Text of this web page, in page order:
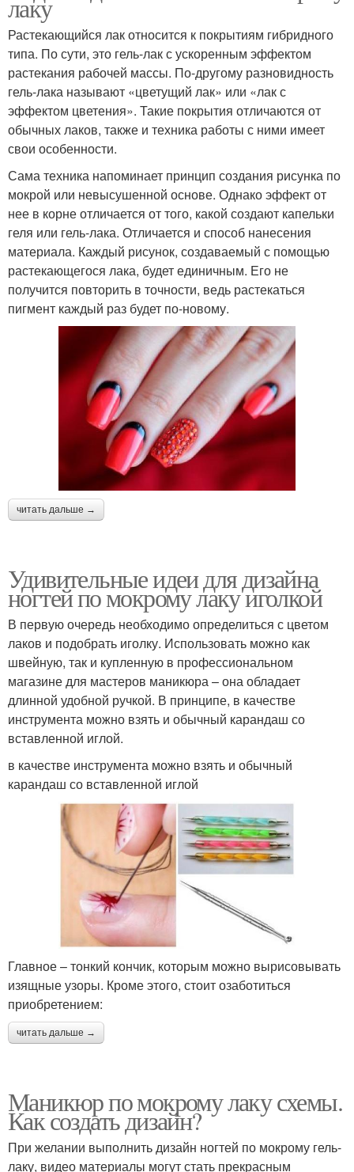
лаку
Растекающийся лак относится к покрытиям гибридного
типа. По сути, это гель-лак с ускоренным эффектом
растекания рабочей массы. По-другому разновидность
гель-лака называют «цветущий лак» или «лак с
эффектом цветения». Такие покрытия отличаются от
обычных лаков, также и техника работы с ними имеет
свои особенности.
Сама техника напоминает принцип создания рисунка по
мокрой или невысушенной основе. Однако эффект от
нее в корне отличается от того, какой создают капельки
геля или гель-лака. Отличается и способ нанесения
материала. Каждый рисунок, создаваемый с помощью
растекающегося лака, будет единичным. Его не
получится повторить в точности, ведь растекаться
пигмент каждый раз будет по-новому.
читать дальше →
Удивительные идеи для дизайна
ногтей по мокрому лаку иголкой
В первую очередь необходимо определиться с цветом
лаков и подобрать иголку. Использовать можно как
швейную, так и купленную в профессиональном
магазине для мастеров маникюра – она обладает
длинной удобной ручкой. В принципе, в качестве
инструмента можно взять и обычный карандаш со
вставленной иглой.
в качестве инструмента можно взять и обычный
карандаш со вставленной иглой
Главное – тонкий кончик, которым можно вырисовывать
изящные узоры. Кроме этого, стоит озаботиться
приобретением:
читать дальше →
Маникюр по мокрому лаку схемы.
Как создать дизайн?
При желании выполнить дизайн ногтей по мокрому гель-
лаку, видео материалы могут стать прекрасным